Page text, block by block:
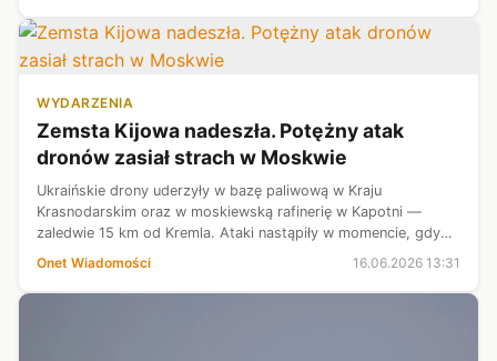
WYDARZENIA
Zemsta Kijowa nadeszła. Potężny atak
dronów zasiał strach w Moskwie
Ukraińskie drony uderzyły w bazę paliwową w Kraju
Krasnodarskim oraz w moskiewską rafinerię w Kapotni —
zaledwie 15 km od Kremla. Ataki nastąpiły w momencie, gdy
niedobory paliwa dotknęły już ponad 25 rosyjskich regionów.
Onet Wiadomości 16.06.2026 13:31